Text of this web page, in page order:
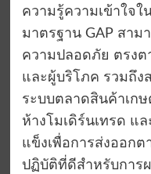
ความรู้ความเข้าใจ
มาตรฐาน GAP สา
ความปลอดภัย ตรง
และผู้บริโภค รวมถึง
ระบบตลาดสินค้าเกษ
ห้างโมเดิร์นเทรด แ
แข็งเพื่อการส่งออกต
ปฏิบัติที่ดีสำหรับการ